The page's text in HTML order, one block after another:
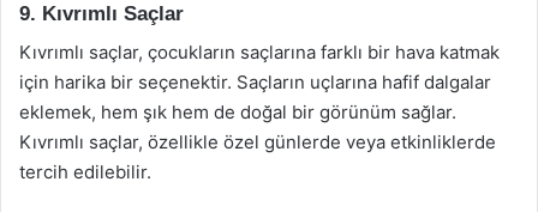
9. Kıvrımlı Saçlar
Kıvrımlı saçlar, çocukların saçlarına farklı bir hava katmak
için harika bir seçenektir. Saçların uçlarına hafif dalgalar
eklemek, hem şık hem de doğal bir görünüm sağlar.
Kıvrımlı saçlar, özellikle özel günlerde veya etkinliklerde
tercih edilebilir.